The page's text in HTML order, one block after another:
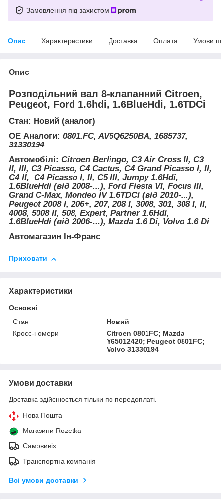
Замовлення під захистом
Опис Характеристики Доставка Оплата Умови
Опис
Розподільний вал 8-клапанний Citroen,
Peugeot, Ford 1.6hdi, 1.6BlueHdi, 1.6TDCi
Стан: Новий (аналог)
ОЕ Аналоги: 0801.FC, AV6Q6250BA, 1685737,
31330194
Автомобілі: Citroen Berlingo, C3 Air Cross II, C3
II, III, C3 Picasso, C4 Cactus, C4 Grand Picasso I, II,
C4 II, C4 Picasso I, II, C5 III, Jumpy 1.6Hdi,
1.6BlueHdi (від 2008-...), Ford Fiesta VI, Focus III,
Grand C-Max, Mondeo IV 1.6TDCi (від 2010-...),
Peugeot 2008 I, 206+, 207, 208 I, 3008, 301, 308 I, II,
4008, 5008 II, 508, Expert, Partner 1.6Hdi,
1.6BlueHdi (від 2006-...), Mazda 1.6 Di, Volvo 1.6 Di
Автомагазин Ін-Франс
Приховати
Характеристики
Основні
Стан
Новий
Кросс-номери
Citroen 0801FC; Mazda
Y65012420; Peugeot 0801FC;
Volvo 31330194
Умови доставки
Доставка здійснюється тільки по передоплаті.
Нова Пошта
Магазини Rozetka
Самовивіз
Транспортна компанія
Всі умови доставки